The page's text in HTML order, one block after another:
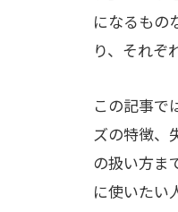
になるもの
り、それぞ
この記事で
ズの特徴、
の扱い方ま
に使いたい